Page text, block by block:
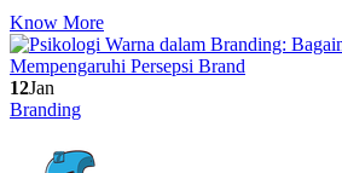
Know More
12Jan
Branding